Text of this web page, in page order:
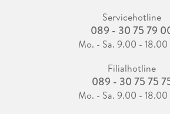
Servicehotline
089 - 30 75 79
Mo. - Sa. 9.00 -
Filialhotline
089 - 30 75 75
Mo. - Sa. 9.00 -